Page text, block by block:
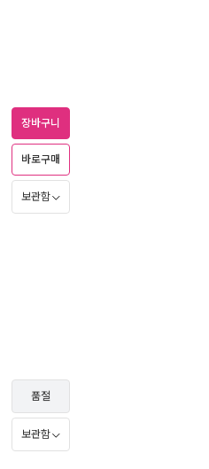
장바구니
바로구매
보관함
품절
보관함